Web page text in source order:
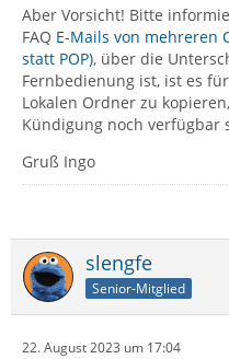
Aber Vorsicht! Bitte
FAQ E-Mails von mehreren
statt POP), über die
Fernbedienung ist, ist es
Lokalen Ordner zu
Kündigung noch verfügbar
Gruß Ingo
slengfe
Senior-Mitglied
22. August 2023 um 17:04